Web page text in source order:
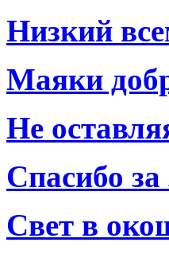
Низкий
Маяки
Не
Спасибо за
Свет в